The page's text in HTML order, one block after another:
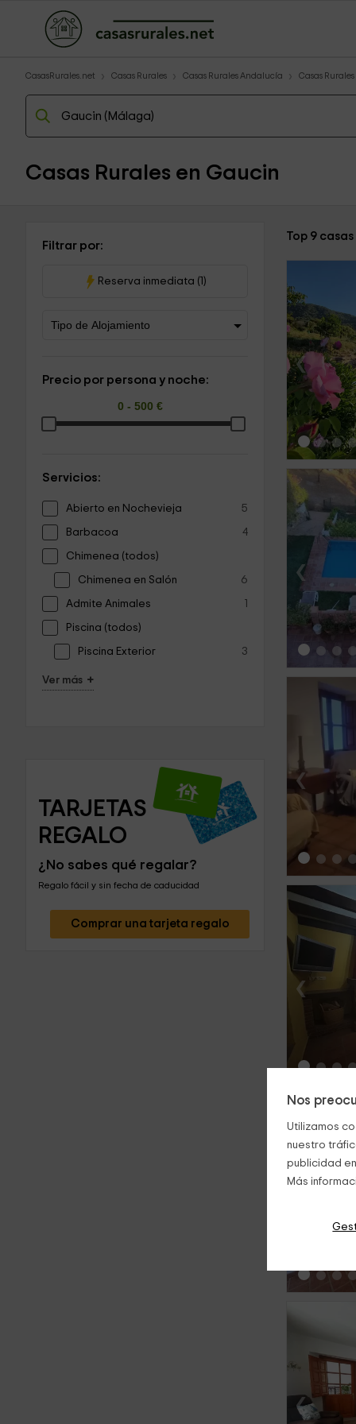
Nos
Utilizamos
nuestro
publicidad
Más
CasasRurales.net Casas Rurales Casas Rurales Andalucía Casas
Casas Rurales en Gaucin
Filtrar por:
Reserva inmediata (1)
Precio por persona y noche:
Servicios:
Abierto en Nochevieja 5
Barbacoa 4
Chimenea (todos)
Chimenea en Salón 6
Admite Animales 1
Piscina (todos)
Piscina Exterior 3
Ver más +
TARJETAS
REGALO
¿No sabes qué regalar?
Regalo fácil y sin fecha de caducidad
Comprar una tarjeta regalo
Top 9
‹
‹
‹
‹
‹
‹